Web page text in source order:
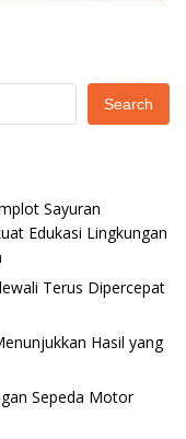
Search
Sayuran
Edukasi Lingkungan
Terus Dipercepat
Hasil yang
Sepeda Motor